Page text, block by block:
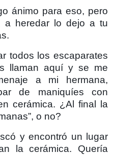
ánimo para eso, pero
heredar lo dejo a tu
todos los escaparates
llaman aquí y se me
a mi hermana,
de maniquíes con
cerámica. ¿Al final la
o no?
y encontró un lugar
la cerámica. Quería